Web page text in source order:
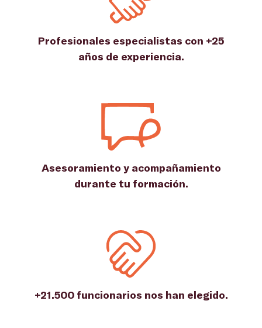
Profesionales especialistas con +25
años de experiencia.
Asesoramiento y acompañamiento
durante tu formación.
+21.500 funcionarios nos han elegido.